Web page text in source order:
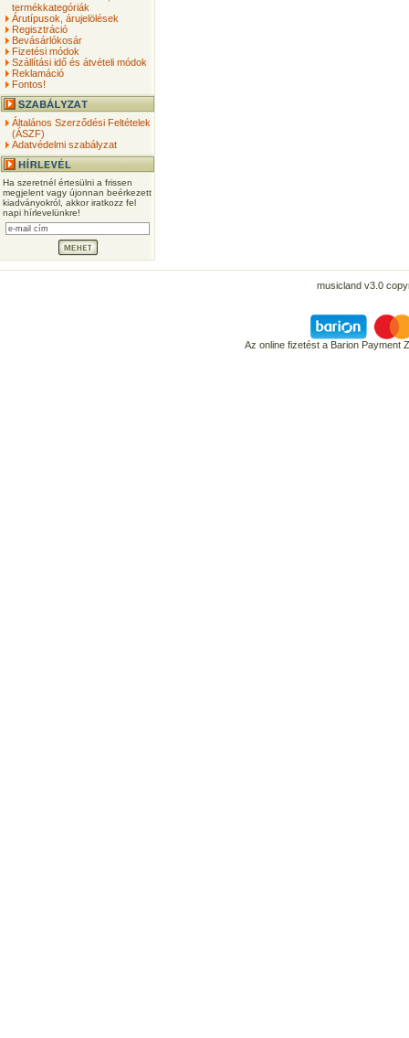
termékkategóriák
Árutípusok, árujelölések
Regisztráció
Bevásárlókosár
Fizetési módok
Szállítási idő és átvételi módok
Reklamáció
Fontos!
Általános Szerződési Feltételek
(ÁSZF)
Adatvédelmi szabályzat
Ha szeretnél értesülni a frissen
megjelent vagy újonnan beérkezett
kiadványokról, akkor iratkozz fel
napi hírlevelünkre!
musicland v3.0
Az online fizetést a Barion Payment